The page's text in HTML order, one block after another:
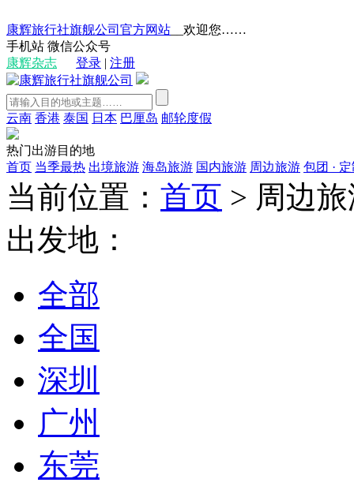
康辉旅行社旗舰公司官方网站 __欢迎您……
手机站 微信公众号
康辉杂志
登录 | 注册
云南 香港 泰国 日本 巴厘岛 邮轮度假
热门出游目的地
首页 当季最热 出境旅游 海岛旅游 国内旅游 周边旅游 包团 ·
当前位置： 首页 > 周边
出发地：
全部
全国
深圳
广州
东莞